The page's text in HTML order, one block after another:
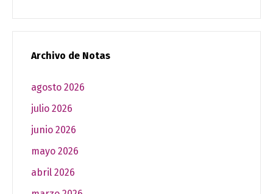
Archivo de Notas
agosto 2026
julio 2026
junio 2026
mayo 2026
abril 2026